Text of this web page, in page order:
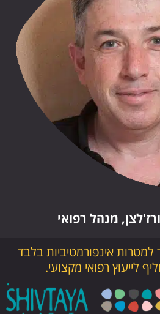
מנהל רפואי
אינפורמטיביות בלבד
לייעוץ רפואי מקצועי.